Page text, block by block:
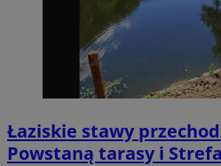
Łaziskie stawy
Powstaną tarasy i